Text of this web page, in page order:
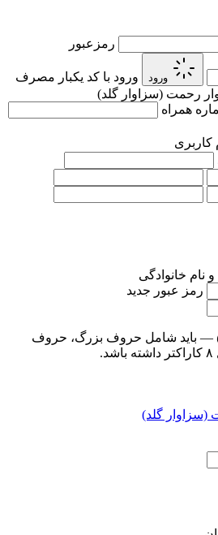
رمزعبور
ورود
ورود با کد یکبار مصرف
رحمت (سزاوار گلد)
همراه
کاربری
و نام خانوادگی
رمز عبور جدید
— باید شامل حروف بزرگ، حروف